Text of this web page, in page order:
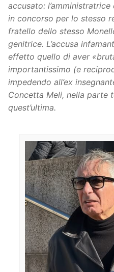
accusato:
in concorso per lo stesso
fratello dello stesso
genitrice. L’accusa
effetto quello di aver «
importantissimo (e
impedendo all’ex
Concetta Meli, nella parte
quest’ultima.